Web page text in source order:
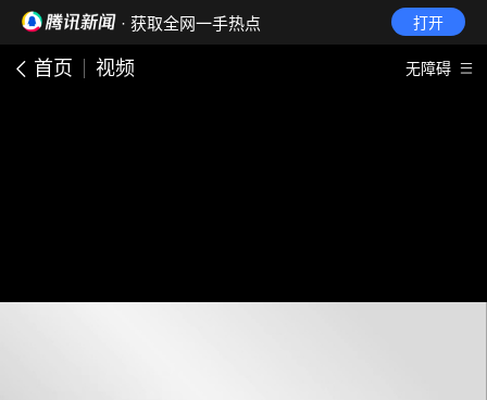
· 获取全网一手热点 打开
首页 视频 无障碍